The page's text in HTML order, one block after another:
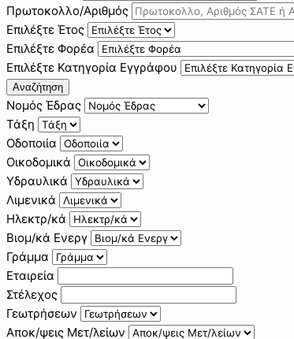
Πρωτοκολλο/Αριθμός
Επιλέξτε Έτος
Επιλέξτε Φορέα
Επιλέξτε Κατηγορία Εγγράφου
Αναζήτηση
Νομός Έδρας
Τάξη
Οδοποιία
Οικοδομικά
Υδραυλικά
Λιμενικά
Ηλεκτρ/κά
Βιομ/κά Ενεργ
Γράμμα
Εταιρεία
Στέλεχος
Γεωτρήσεων
Αποκ/ψεις Μετ/λείων